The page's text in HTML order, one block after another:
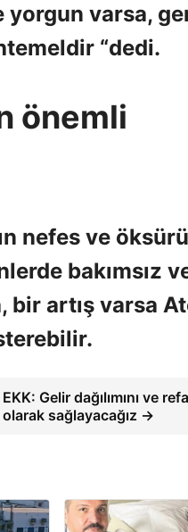
yorgun varsa,
“dedi.
önemli
nefes ve
bakımsız
bir artış varsa
EKK: Gelir dağılımını ve
olarak sağlayacağız →